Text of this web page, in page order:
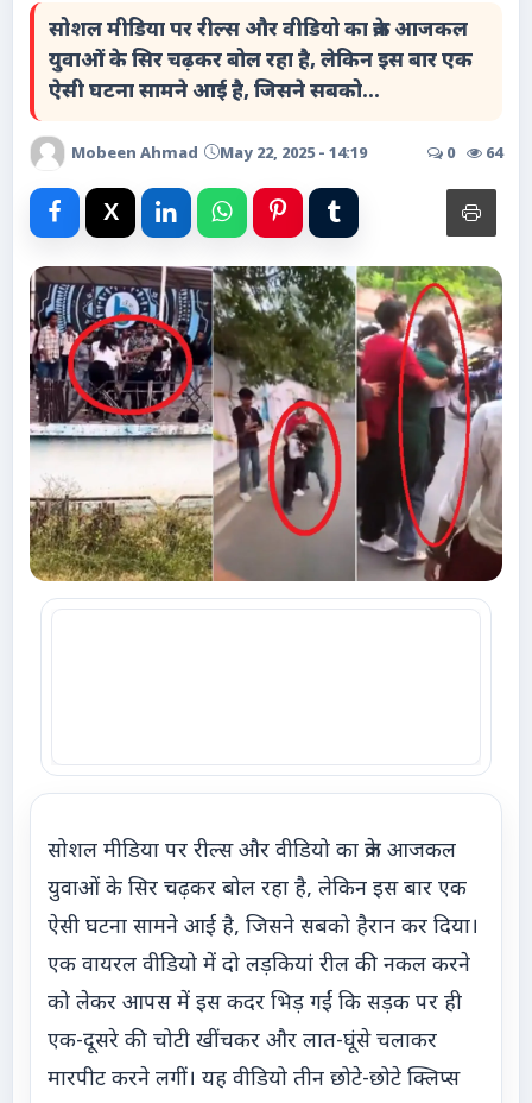
विशेष लेख
धर्म और अध्यात्म
Advertise with Us
Gallery
Videos
Contacts
सोशल मीडिया पर रील्स और वीडियो का क्रेज आजकल
युवाओं के सिर चढ़कर बोल रहा है, लेकिन इस बार एक
ऐसी घटना सामने आई है, जिसने सबको...
Mobeen Ahmad May 22, 2025 - 14:19 0 64
सोशल मीडिया पर रील्स और वीडियो का क्रेज आजकल
युवाओं के सिर चढ़कर बोल रहा है, लेकिन इस बार एक
ऐसी घटना सामने आई है, जिसने सबको हैरान कर दिया।
एक वायरल वीडियो में दो लड़कियां रील की नकल करने
को लेकर आपस में इस कदर भिड़ गईं कि सड़क पर ही
एक-दूसरे की चोटी खींचकर और लात-घूंसे चलाकर
मारपीट करने लगीं। यह वीडियो तीन छोटे-छोटे क्लिप्स